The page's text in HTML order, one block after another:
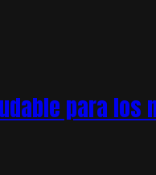
para los